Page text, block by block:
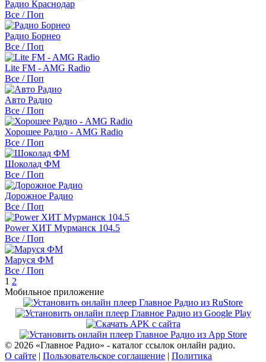
Радио Краснодар
Все / Поп
Радио Борнео
Все / Поп
Lite FM - AMG Radio
Все / Поп
Авто Радио
Все / Поп
Хорошее Радио - AMG Radio
Все / Поп
Шоколад ФМ
Все / Поп
Дорожное Радио
Все / Поп
Power ХИТ Мурманск 104.5
Все / Поп
Маруся ФМ
Все / Поп
1 2
Мобильное приложение
© 2026 «Главное Радио» - каталог ссылок онлайн радио.
О сайте | Пользовательское соглашение | Политика